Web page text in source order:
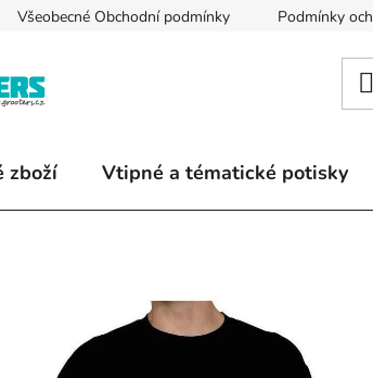
Všeobecné Obchodní podmínky Podmínky
zboží Vtipné a tématické potisky